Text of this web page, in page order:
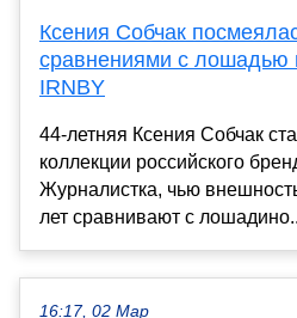
Ксения Собчак
сравнениями с лошадью
IRNBY
44-летняя Ксения Собчак
коллекции российского
Журналистка, чью
лет сравнивают с
16:17, 02 Мар